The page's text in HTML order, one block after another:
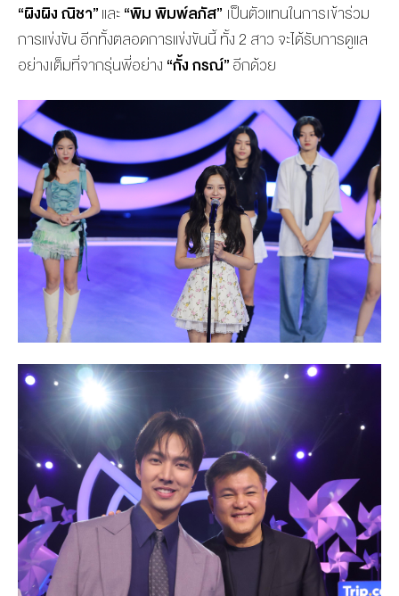
“ผิงผิง ณิชา”และ“พิม พิมพ์ลภัส” เป็นตัวแทนในการเข้าร่วม
การแข่งขัน อีกทั้งตลอดการแข่งขันนี้ ทั้ง 2 สาว จะได้รับการดูแล
อย่างเต็มที่จากรุ่นพี่อย่าง “กั้ง กรณ์”อีกด้วย